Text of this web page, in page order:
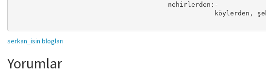
                                        nehirlerden:-
köylerden,
serkan_isin blogları
Yorumlar